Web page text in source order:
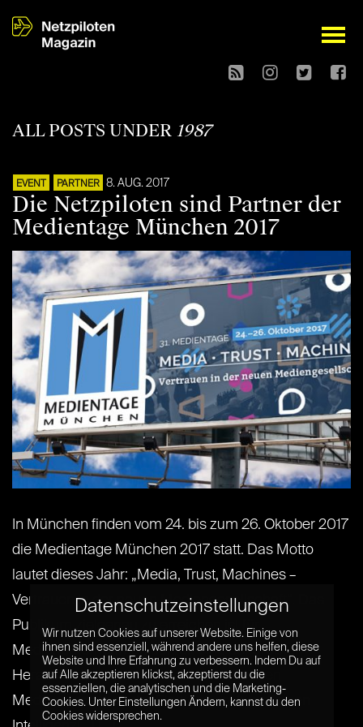
open
ALL POSTS UNDER 1987
EVENT PARTNER 8. AUG. 2017
Die Netzpiloten sind Partner der
Medientage München 2017
In München finden vom 24. bis zum 26. Oktober 2017
die Medientage München 2017 statt. Das Motto
lautet dieses Jahr: „Media, Trust, Machines –
Vertrauen in der neuen Mediengesellschaft“. Das
Publikum zielgenau zu erreichen ist für
Medienunternehmen derzeit eine der größten
Herausforderungen der neu entstehenden
Medienlandschaft der Plattformen, künstlichen
Datenschutzeinstellungen
Wir nutzen Cookies auf unserer Website. Einige von
ihnen sind essenziell, während andere uns helfen, diese
Website und Ihre Erfahrung zu verbessern. Indem Du auf
auf Alle akzeptieren klickst, akzeptierst du die
essenziellen, die analytischen und die Marketing-
Cookies. Unter Einstellungen Ändern, kannst du den
Cookies widersprechen.